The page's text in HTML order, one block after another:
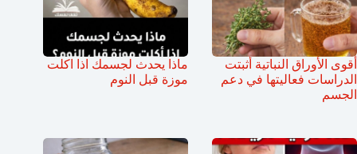
أقوى الأوراق النباتية أثبتت
الدراسات فعاليتها في دعم
الجسم
ماذا يحدث لجسمك اذا اكلت
موزة قبل النوم